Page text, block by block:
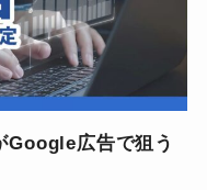
Google広告で狙う